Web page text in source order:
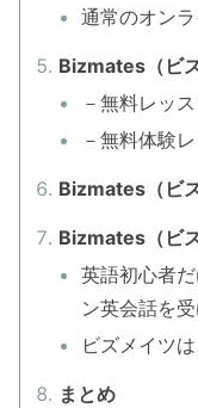
通常のオン
Bizmates（ビ
－無料レッ
－無料体験
Bizmates（ビ
Bizmates（ビ
英語初心者
ン英会話を
ビズメイツ
まとめ